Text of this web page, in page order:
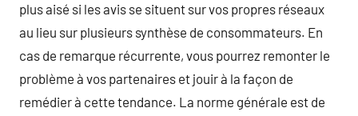
plus aisé si les avis se situent sur vos propres réseaux
au lieu sur plusieurs synthèse de consommateurs. En
cas de remarque récurrente, vous pourrez remonter le
problème à vos partenaires et jouir à la façon de
remédier à cette tendance. La norme générale est de